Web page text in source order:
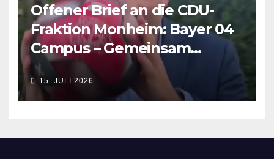
Offener Brief an die CDU-
Fraktion Monheim: Bayer 04
Campus – Gemeinsam
Verantwortung für die
Zukunft übernehmen
15. JULI 2026